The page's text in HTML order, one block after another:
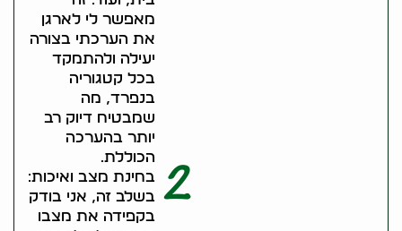
מאפשר לי לארגן
את הערכתי בצורה
יעילה ולהתמקד
בכל קטגוריה
בנפרד, מה
שמבטיח דיוק רב
יותר בהערכה
הכוללת.
2 בחינת מצב ואיכות:
בשלב זה, אני בודק
בקפידה את מצבו